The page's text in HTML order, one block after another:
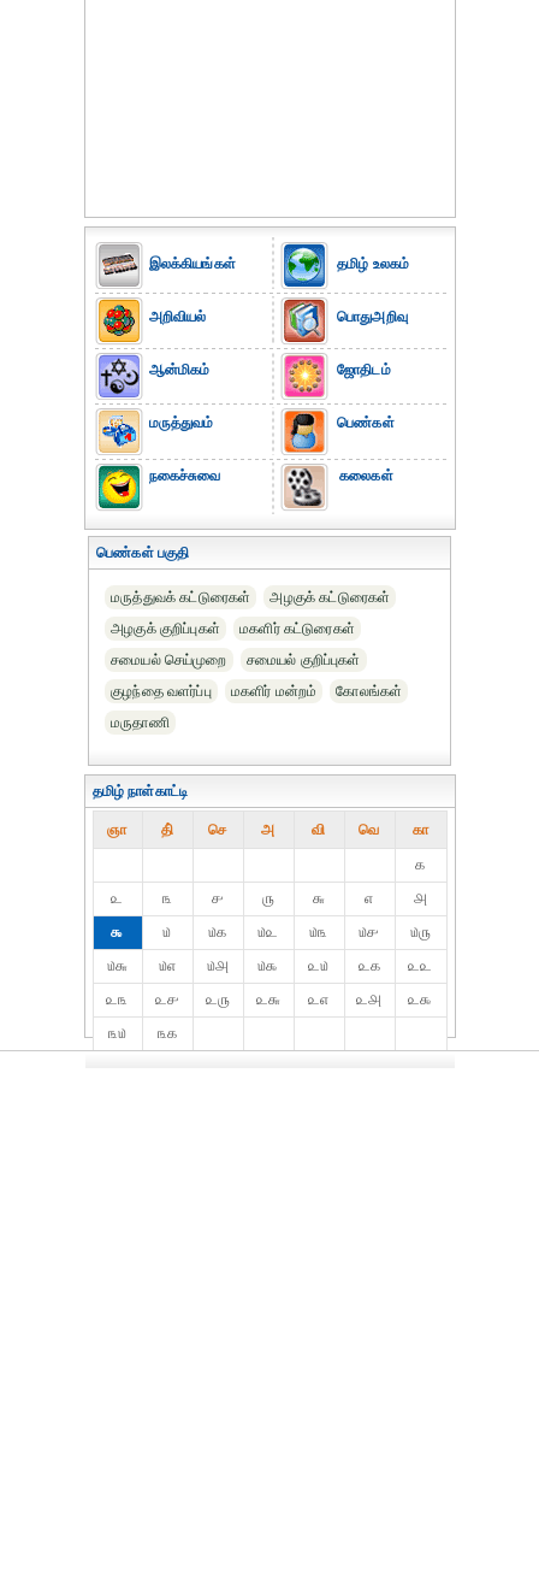
இலக்கியங்கள்
அறிவியல்
ஆன்மிகம்
மருத்துவம்
நகைச்சுவை
தமிழ் உலகம்
பொதுஅறிவு
ஜோதிடம்
பெண்கள்
கலைகள்
பெண்கள் பகுதி
மருத்துவக் கட்டுரைகள்
அழகுக் கட்டுரைகள்
அழகுக் குறிப்புகள்
மகளிர் கட்டுரைகள்
சமையல் செய்முறை
சமையல் குறிப்புகள்
குழந்தை வளர்ப்பு
மகளிர் மன்றம்
கோலங்கள்
மருதாணி
தமிழ் நாள்காட்டி
ஞா தி் செ அ வி வெ கா
௧
௨
௩ ௪ ௫ ௬ ௭
௮
௯
௰ ௰௧ ௰௨ ௰௩ ௰௪
௰௫
௰௬
௰௭ ௰௮ ௰௯ ௨௰ ௨௧
௨௨
௨௩
௨௪ ௨௫ ௨௬ ௨௭ ௨௮
௨௯
௩௰
௩௧